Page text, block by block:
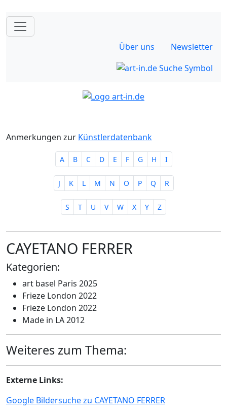
Über uns Newsletter
Anmerkungen zur Künstlerdatenbank
A B C D E F G H I
J K L M N O P Q R
S T U V W X Y Z
CAYETANO FERRER
Kategorien:
art basel Paris 2025
Frieze London 2022
Frieze London 2022
Made in LA 2012
Weiteres zum Thema:
Externe Links:
Google Bildersuche zu CAYETANO FERRER